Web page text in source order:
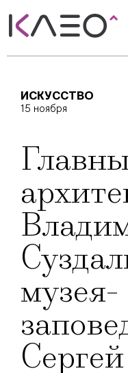
ИСКУССТВО
15 ноября
музея-
Сергей